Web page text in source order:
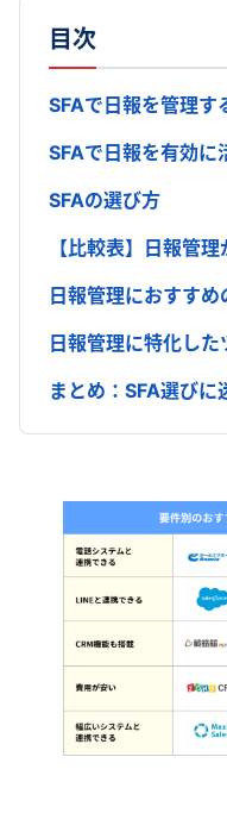
目次
SFAで日報を管理す
SFAで日報を有効に
SFAの選び方
【比較表】日報管
日報管理におすす
日報管理に特化し
まとめ：SFA選びに